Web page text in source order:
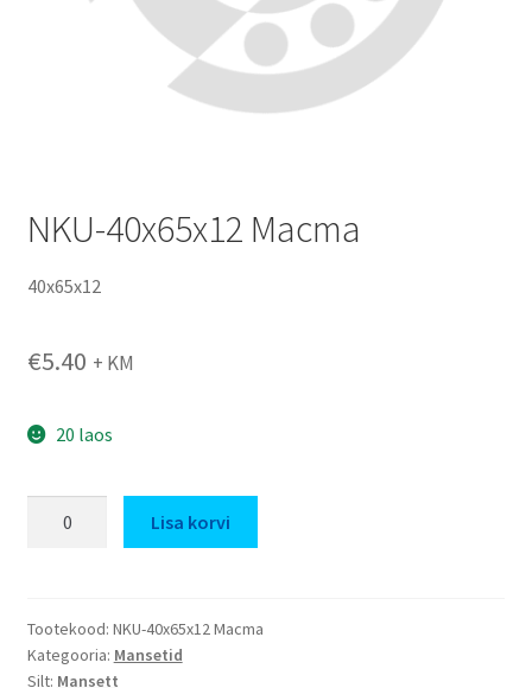
NKU-40x65x12 Macma
40x65x12
€5.40 + KM
20 laos
Lisa korvi
Tootekood: NKU-40x65x12 Macma
Kategooria: Mansetid
Silt: Mansett